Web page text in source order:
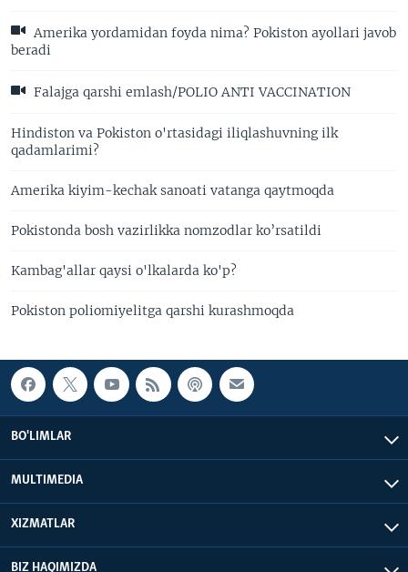
Amerika yordamidan foyda nima? Pokiston ayollari javob
beradi
Falajga qarshi emlash/POLIO ANTI VACCINATION
Hindiston va Pokiston o'rtasidagi iliqlashuvning ilk
qadamlarimi?
Amerika kiyim-kechak sanoati vatanga qaytmoqda
Pokistonda bosh vazirlikka nomzodlar ko’rsatildi
Kambag'allar qaysi o'lkalarda ko'p?
Pokiston poliomiyelitga qarshi kurashmoqda
BO'LIMLAR
MULTIMEDIA
XIZMATLAR
BIZ HAQIMIZDA